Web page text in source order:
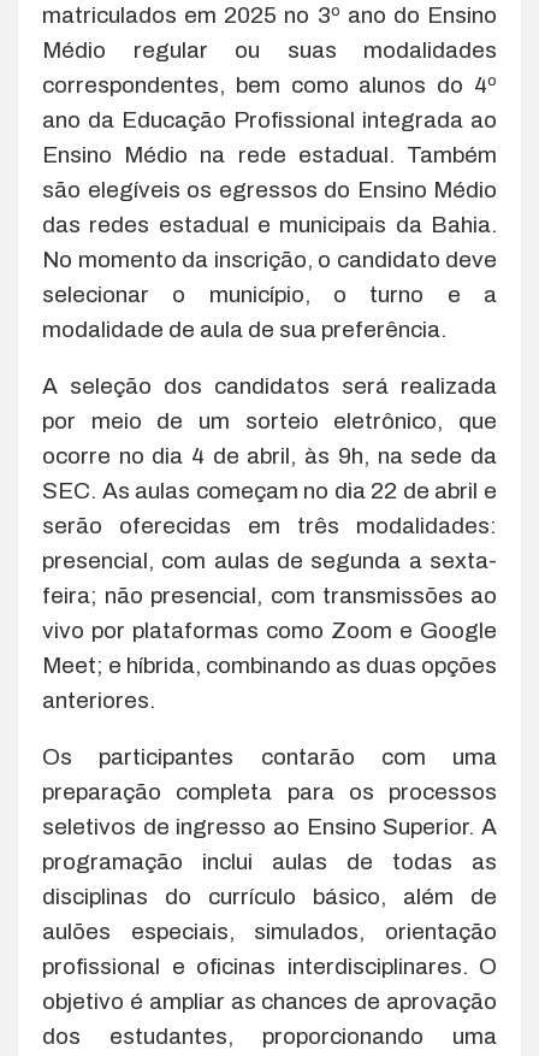
matriculados em 2025 no 3º ano do Ensino
Médio regular ou suas modalidades
correspondentes, bem como alunos do 4º
ano da Educação Profissional integrada ao
Ensino Médio na rede estadual. Também
são elegíveis os egressos do Ensino Médio
das redes estadual e municipais da Bahia.
No momento da inscrição, o candidato deve
selecionar o município, o turno e a
modalidade de aula de sua preferência.
A seleção dos candidatos será realizada
por meio de um sorteio eletrônico, que
ocorre no dia 4 de abril, às 9h, na sede da
SEC. As aulas começam no dia 22 de abril e
serão oferecidas em três modalidades:
presencial, com aulas de segunda a sexta-
feira; não presencial, com transmissões ao
vivo por plataformas como Zoom e Google
Meet; e híbrida, combinando as duas opções
anteriores.
Os participantes contarão com uma
preparação completa para os processos
seletivos de ingresso ao Ensino Superior. A
programação inclui aulas de todas as
disciplinas do currículo básico, além de
aulões especiais, simulados, orientação
profissional e oficinas interdisciplinares. O
objetivo é ampliar as chances de aprovação
dos estudantes, proporcionando uma